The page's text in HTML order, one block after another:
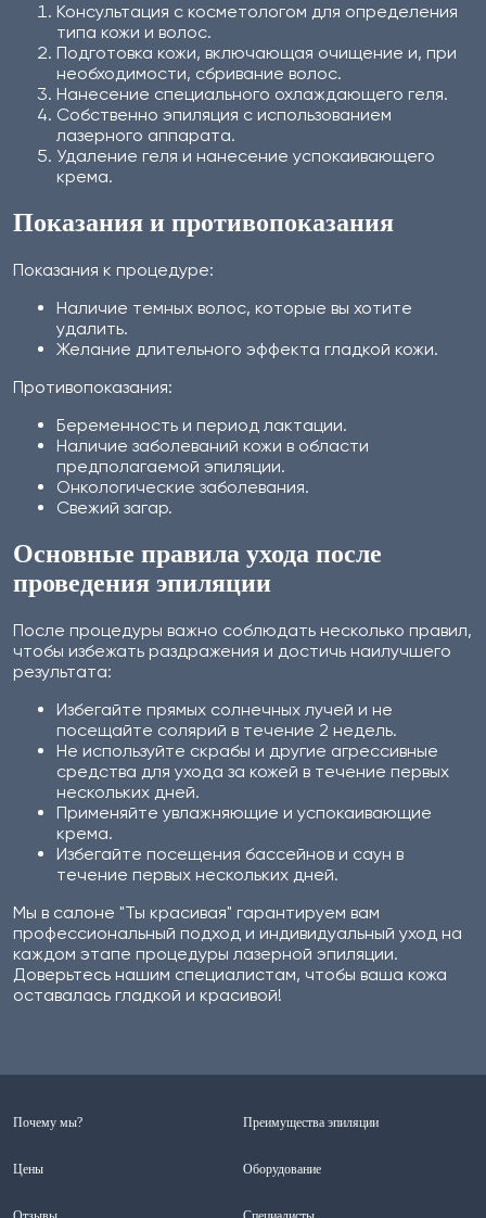
Консультация с косметологом для определения
типа кожи и волос.
Подготовка кожи, включающая очищение и, при
необходимости, сбривание волос.
Нанесение специального охлаждающего геля.
Собственно эпиляция с использованием
лазерного аппарата.
Удаление геля и нанесение успокаивающего
крема.
Показания и противопоказания
Показания к процедуре:
Наличие темных волос, которые вы хотите
удалить.
Желание длительного эффекта гладкой кожи.
Противопоказания:
Беременность и период лактации.
Наличие заболеваний кожи в области
предполагаемой эпиляции.
Онкологические заболевания.
Свежий загар.
Основные правила ухода после
проведения эпиляции
После процедуры важно соблюдать несколько правил,
чтобы избежать раздражения и достичь наилучшего
результата:
Избегайте прямых солнечных лучей и не
посещайте солярий в течение 2 недель.
Не используйте скрабы и другие агрессивные
средства для ухода за кожей в течение первых
нескольких дней.
Применяйте увлажняющие и успокаивающие
крема.
Избегайте посещения бассейнов и саун в
течение первых нескольких дней.
Мы в салоне "Ты красивая" гарантируем вам
профессиональный подход и индивидуальный уход на
каждом этапе процедуры лазерной эпиляции.
Доверьтесь нашим специалистам, чтобы ваша кожа
оставалась гладкой и красивой!
Почему мы? Преимущества эпиляции
Цены Оборудование